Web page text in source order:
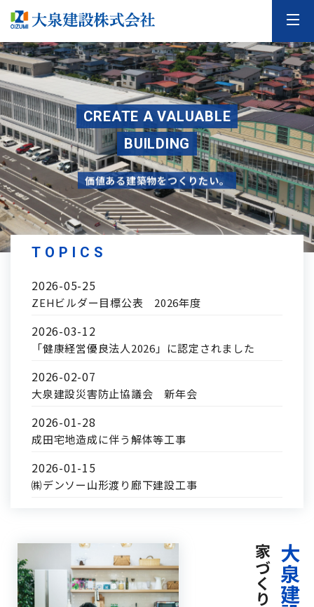
KEEP MAKING
GOOD THING
CREATE A VALUABLE
BUILDING
価値ある建築物をつくりたい。
TO MAKE
O UR C US TO MERS H APPY
FOR THE COMMUNITY
AND CUSTOMERS
TOPICS
2026-05-25
ZEHビルダー目標公表 2026年度
2026-03-12
「健康経営優良法人2026」に認定されました
2026-02-07
大泉建設災害防止協議会 新年会
2026-01-28
成田宅地造成に伴う解体等工事
2026-01-15
㈱デンソー山形渡り廊下建設工事
大泉建設
家づくり